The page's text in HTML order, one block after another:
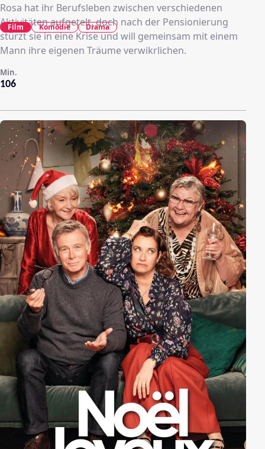
Rosa hat ihr Berufsleben zwischen verschiedenen
Aktivitäten aufgetelt, doch nach der Pensionierung
stürzt sie in eine Krise und will gemeinsam mit einem
Mann ihre eigenen Träume verwikrlichen.
106
Min.
Film Komödie Drama